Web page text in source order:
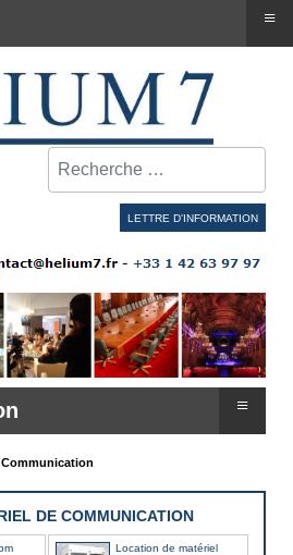
Rechercher
LETTRE D'INFORMATION
≡
Communication
DE COMMUNICATION
Location de matériel
≡